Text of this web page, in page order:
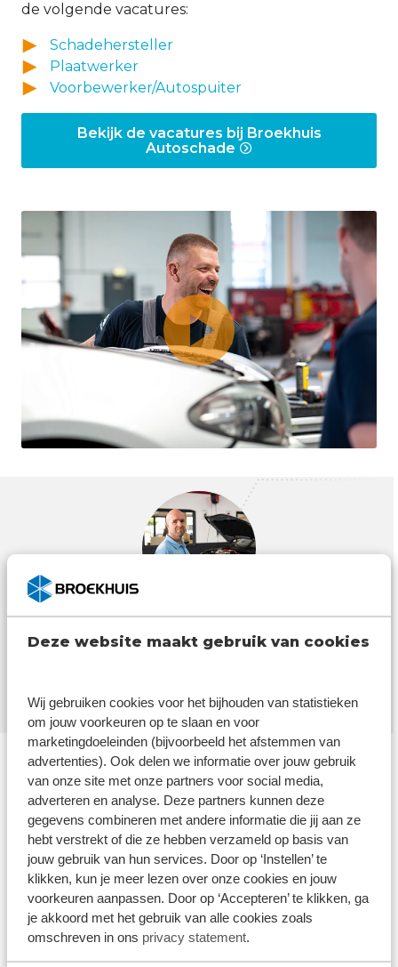
Deze website maakt gebruik van cookies
Wij gebruiken cookies voor het bijhouden van statistieken
om jouw voorkeuren op te slaan en voor
marketingdoeleinden (bijvoorbeeld het afstemmen van
advertenties). Ook delen we informatie over jouw gebruik
van onze site met onze partners voor social media,
adverteren en analyse. Deze partners kunnen deze
gegevens combineren met andere informatie die jij aan ze
hebt verstrekt of die ze hebben verzameld op basis van
jouw gebruik van hun services. Door op ‘Instellen’ te
klikken, kun je meer lezen over onze cookies en jouw
voorkeuren aanpassen. Door op ‘Accepteren’ te klikken, ga
je akkoord met het gebruik van alle cookies zoals
omschreven in ons privacy statement.
de volgende vacatures:
Schadehersteller
Plaatwerker
Voorbewerker/Autospuiter
Bekijk de vacatures bij Broekhuis
Autoschade
Daarom luisteren we naar de klant en
Sybo Talsma | Calculator (Schademanager)
Over Broekhuis Autoschade
Metmeerdere vestigingenin Nederland is
Broekhuis Autoschade een belangrijke partij voor
het repareren van auto’s en bedrijfswagens. Op
iedere vestiging ontvangen we elke klant
begripvol, want we weten hoe vervelend het is
om schade te hebben. We weten ook hoe
belangrijk het is dat de klant weer snel over de
auto kan beschikken. Een goede planning in de